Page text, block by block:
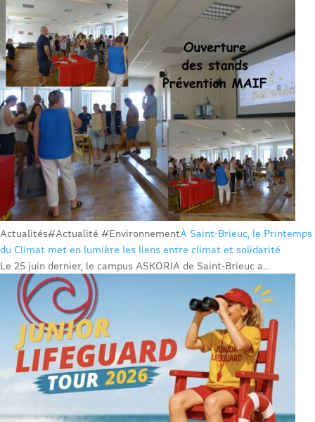
Actualités#Actualité #EnvironnementÀ Saint-Brieuc, le Printemps
du Climat met en lumière les liens entre climat et solidarité
Le 25 juin dernier, le campus ASKORIA de Saint-Brieuc a...